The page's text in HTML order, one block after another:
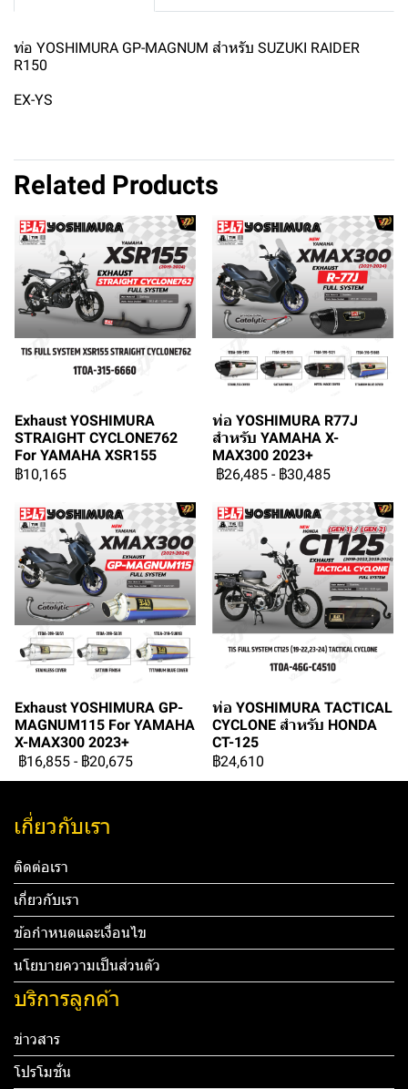
ท่อ YOSHIMURA GP-MAGNUM สำหรับ SUZUKI RAIDER
R150
EX-YS
Related Products
Exhaust YOSHIMURA
STRAIGHT CYCLONE762
For YAMAHA XSR155
฿10,165
ท่อ YOSHIMURA R77J
สำหรับ YAMAHA X-
MAX300 2023+
฿26,485 - ฿30,485
Exhaust YOSHIMURA GP-
MAGNUM115 For YAMAHA
X-MAX300 2023+
฿16,855 - ฿20,675
ท่อ YOSHIMURA TACTICAL
CYCLONE สำหรับ HONDA
CT-125
฿24,610
เกี่ยวกับเรา
ติดต่อเรา
เกี่ยวกับเรา
ข้อกำหนดและเงื่อนไข
นโยบายความเป็นส่วนตัว
บริการลูกค้า
ข่าวสาร
โปรโมชั่น